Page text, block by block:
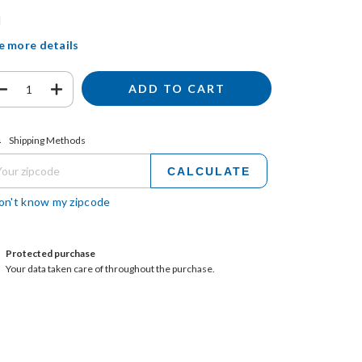
more details
for zipcode:
Shipping Methods
CALCULATE
know my zipcode
Protected purchase
Your data taken care of throughout the purchase.